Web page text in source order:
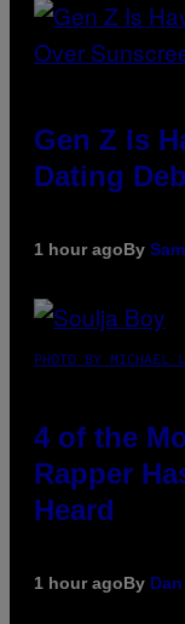
Gen Z Is
Dating
1 hour agoBy
PHOTO BY MICHAEL
4 of the
Rapper
Heard
1 hour agoBy